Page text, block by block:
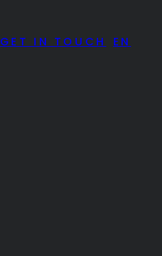
GET IN TOUCH EN